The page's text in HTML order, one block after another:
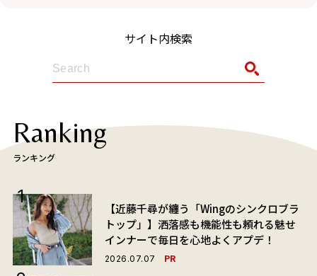
サイト内検索
Ranking
ランキング
【近藤千尋が纏う「Wingのシンクロブラ
トップ」】洒落感も機能性も頼れる魅せ
インナーで毎日を心地よくアプデ！
2026.07.07 PR